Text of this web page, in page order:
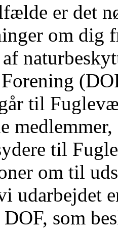
er det
om dig
til
medlemmer,
til
om til
udarbejdet
DOF, som